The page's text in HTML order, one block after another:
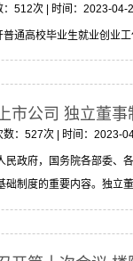
：512次 | 时间：2023-04-
高校毕业生就业创业工
市公司 独立董
数：527次 | 时间：2023-
民政府，国务院各部委、
础制度的重要内容。独立